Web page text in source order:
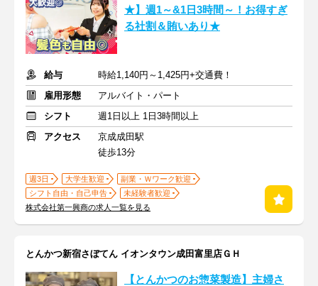
★】週1～&1日3時間～！お得すぎ
る社割＆賄いあり★
給与
時給1,140円～1,425円+交通費！
雇用形態
アルバイト・パート
シフト
週1日以上 1日3時間以上
アクセス
京成成田駅
徒歩13分
週3日 大学生歓迎
副業・Ｗワーク歓迎
シフト自由・自己申告
未経験者歓迎
株式会社第一興商の求人一覧を見る
とんかつ新宿さぼてん イオンタウン成田富里店ＧＨ
【とんかつのお惣菜製造】主婦さ